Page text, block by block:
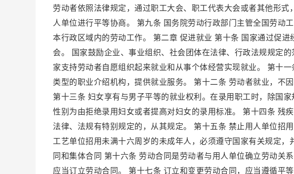
劳动者依照法律规定，通过职工大会、职工代表大会或者其他形
人单位进行平等协商。 第九条 国务院劳动行政部门主管全国劳动
本行政区域内的劳动工作。 第二章 促进就业 第十条 国家通过促
会。 国家鼓励企业、事业组织、社会团体在法律、行政法规规定
家支持劳动者自愿组织起来就业和从事个体经营实现就业。 第十
类型的职业介绍机构，提供就业服务。 第十二条 劳动者就业，不
第十三条 妇女享有与男子平等的就业权利。在录用职工时，除国
性别为由拒绝录用妇女或者提高对妇女的录用标准。 第十四条 残
法律、法规有特别规定的，从其规定。 第十五条 禁止用人单位招
工艺单位招用未满十六周岁的未成年人，必须遵守国家有关规定
同和集体合同 第十六条 劳动合同是劳动者与用人单位确立劳动关
应当订立劳动合同。 第十七条 订立和变更劳动合同，应当遵循平